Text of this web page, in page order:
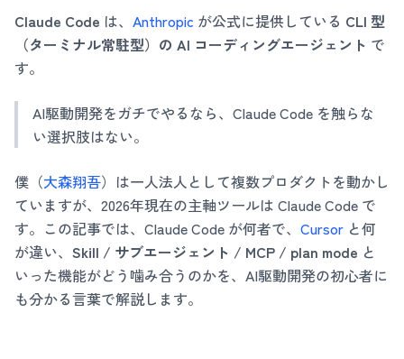
Claude Code は、 Anthropic が公式に提供している CLI 型
（ターミナル常駐型）の AI コーディングエージェント で
す。
AI駆動開発をガチでやるなら、Claude Code を触らな
い選択肢はない。
僕（大森翔吾）は一人法人として複数プロダクトを動かし
ていますが、2026年現在の主軸ツールは Claude Code で
す。この記事では、Claude Code が何者で、 Cursor と何
が違い、 Skill / サブエージェント / MCP / plan mode と
いった機能がどう噛み合うのかを、AI駆動開発の初心者に
も分かる言葉で解説します。